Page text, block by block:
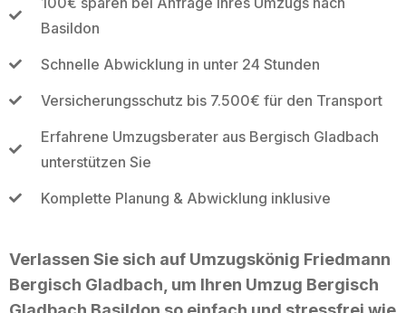
Basildon
Schnelle Abwicklung in unter 24 Stunden
Versicherungsschutz bis 7.500€ für den Transport
Erfahrene Umzugsberater aus Bergisch Gladbach
unterstützen Sie
Komplette Planung & Abwicklung inklusive
Verlassen Sie sich auf Umzugskönig Friedmann
Bergisch Gladbach, um Ihren Umzug Bergisch